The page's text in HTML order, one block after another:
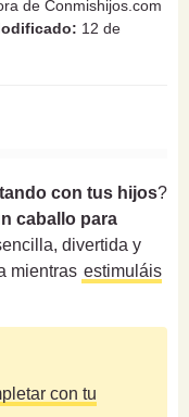
de Conmishijos.com
12 de
con tus hijos?
caballo para
divertida y
mientras estimuláis
con tu